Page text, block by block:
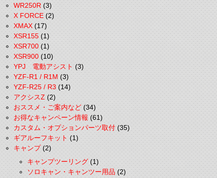
WR250R(3)
X FORCE(2)
XMAX(17)
XSR155(1)
XSR700(1)
XSR900(10)
YPJ 電動アシスト(3)
YZF-R1 / R1M(3)
YZF-R25 / R3(14)
アクシスZ(2)
おススメ・ご案内など(34)
お得なキャンペーン情報(61)
カスタム・オプションパーツ取付(35)
ギアルーフキット(1)
キャンプ(2)
キャンプツーリング(1)
ソロキャン・キャンツー用品(2)